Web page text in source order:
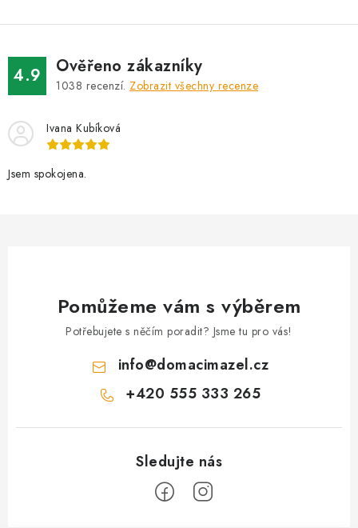
á
d
a
c
p
v
4.9 Ověřeno zákazníky
1038 recenzí. Zobrazit všechny recenze
Ivana Kubíková
Jsem spokojena.
Pomůžeme vám s výběrem
Potřebujete s něčím poradit? Jsme tu pro vás!
info@domacimazel.cz
+420 555 333 265